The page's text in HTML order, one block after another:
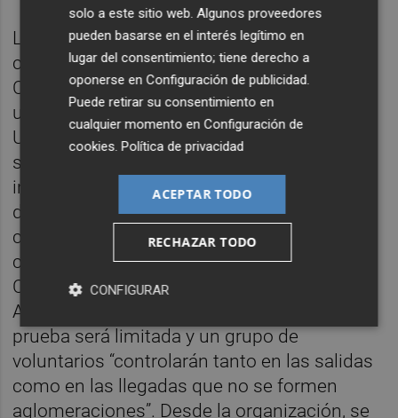
La próxima Vuelta estará marcada por la
crisis sanitaria del coronavirus, por lo que
Casero ha expuesto que se ha conseguido
un acuerdo con los hospitales IMED y la
Universidad Católica de Valencia para que
sea personal sanitario de estas dos
instituciones quienes estén “presentes
durante la competición”. Además, se va a
crear un protocolo covid que se combinará
con el de la Federación Internacional de
Ciclismo y la Generalitat Valenciana.
Asimismo, la presencia de público en la
prueba será limitada y un grupo de
voluntarios “controlarán tanto en las salidas
como en las llegadas que no se formen
aglomeraciones”. Desde la organización, se
solo a este sitio web. Algunos proveedores
pueden basarse en el interés legítimo en
lugar del consentimiento; tiene derecho a
oponerse enConfiguración de publicidad
Puede retirar su consentimiento en
cualquier momento enConfiguración de
cookies .Política de privacidad
ACEPTAR TODO
RECHAZAR TODO
CONFIGURAR